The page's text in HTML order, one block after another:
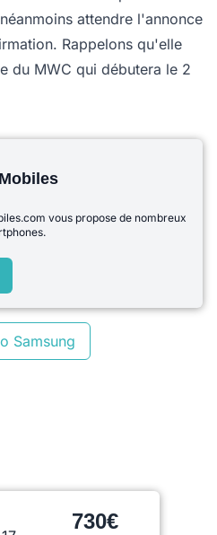
attendre l'annonce
Rappelons qu'elle
du MWC qui débutera le 2
vous propose de nombreux
Samsung
730€